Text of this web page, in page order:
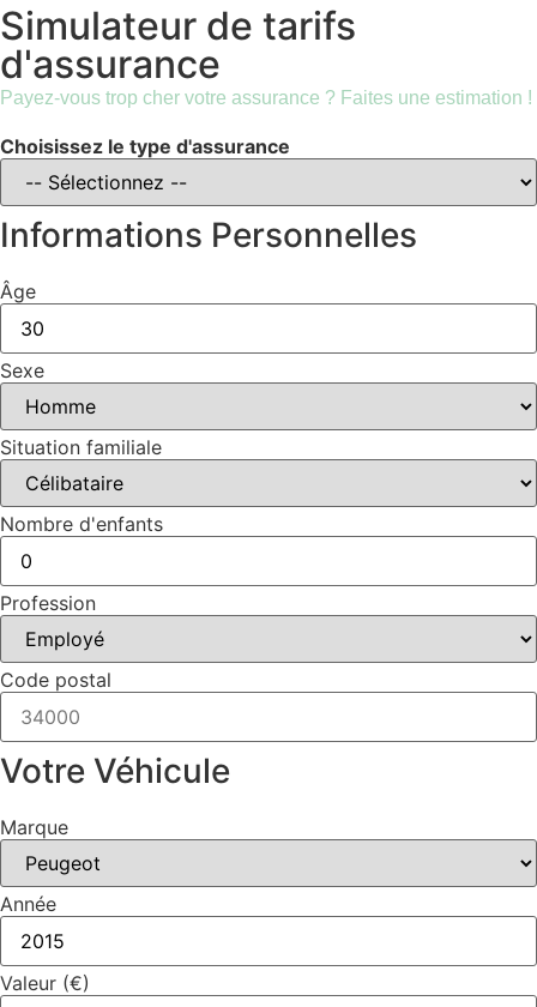
Simulateur de tarifs
d'assurance
Payez-vous trop cher votre assurance ? Faites une estimation !
Choisissez le type d'assurance
Informations Personnelles
Âge
Sexe
Situation familiale
Nombre d'enfants
Profession
Code postal
Votre Véhicule
Marque
Année
Valeur (€)